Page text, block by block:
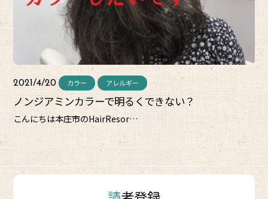
2021/4/20 カラー アレルギー
ノンジアミンカラーで明るくできない？
こんにちは本庄市のHairResor…